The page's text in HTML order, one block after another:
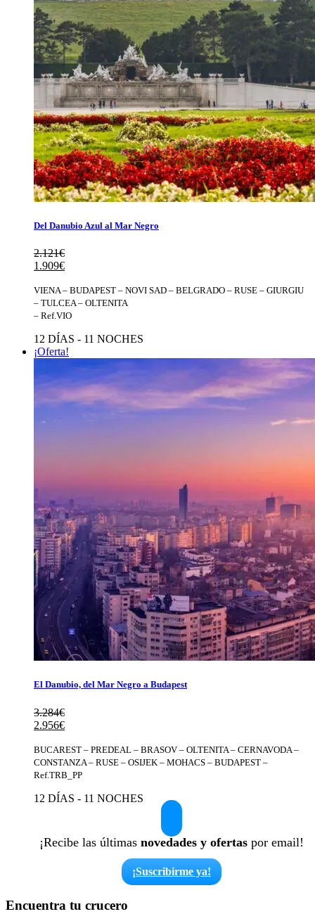
Del Danubio Azul al Mar Negro
2.121€
El
original
era:
2.121€.
1.909€El
actual
es:
1.909€.
VIENA – BUDAPEST – NOVI SAD – BELGRADO – RUSE – GIURGIU
– TULCEA – OLTENITA
– Ref.VIO
12 DÍAS - 11 NOCHES
¡Oferta!
El Danubio, del Mar Negro a Budapest
3.284€
El
original
era:
3.284€.
2.956€El
actual
es:
2.956€.
BUCAREST – PREDEAL – BRASOV – OLTENITA – CERNAVODA –
CONSTANZA – RUSE – OSIJEK – MOHACS – BUDAPEST –
Ref.TRB_PP
12 DÍAS - 11 NOCHES
¡Recibe las últimas novedades y ofertas por email!
¡Suscribirme ya!
Encuentra tu crucero